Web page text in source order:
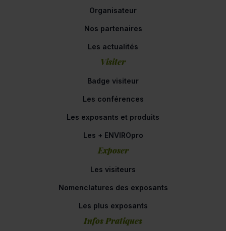
Organisateur
Nos partenaires
Les actualités
Visiter
Badge visiteur
Les conférences
Les exposants et produits
Les + ENVIROpro
Exposer
Les visiteurs
Nomenclatures des exposants
Les plus exposants
Infos Pratiques